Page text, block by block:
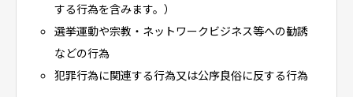
する行為を含みます。）
選挙運動や宗教・ネットワークビジネス等への勧誘
などの行為
犯罪行為に関連する行為又は公序良俗に反する行為